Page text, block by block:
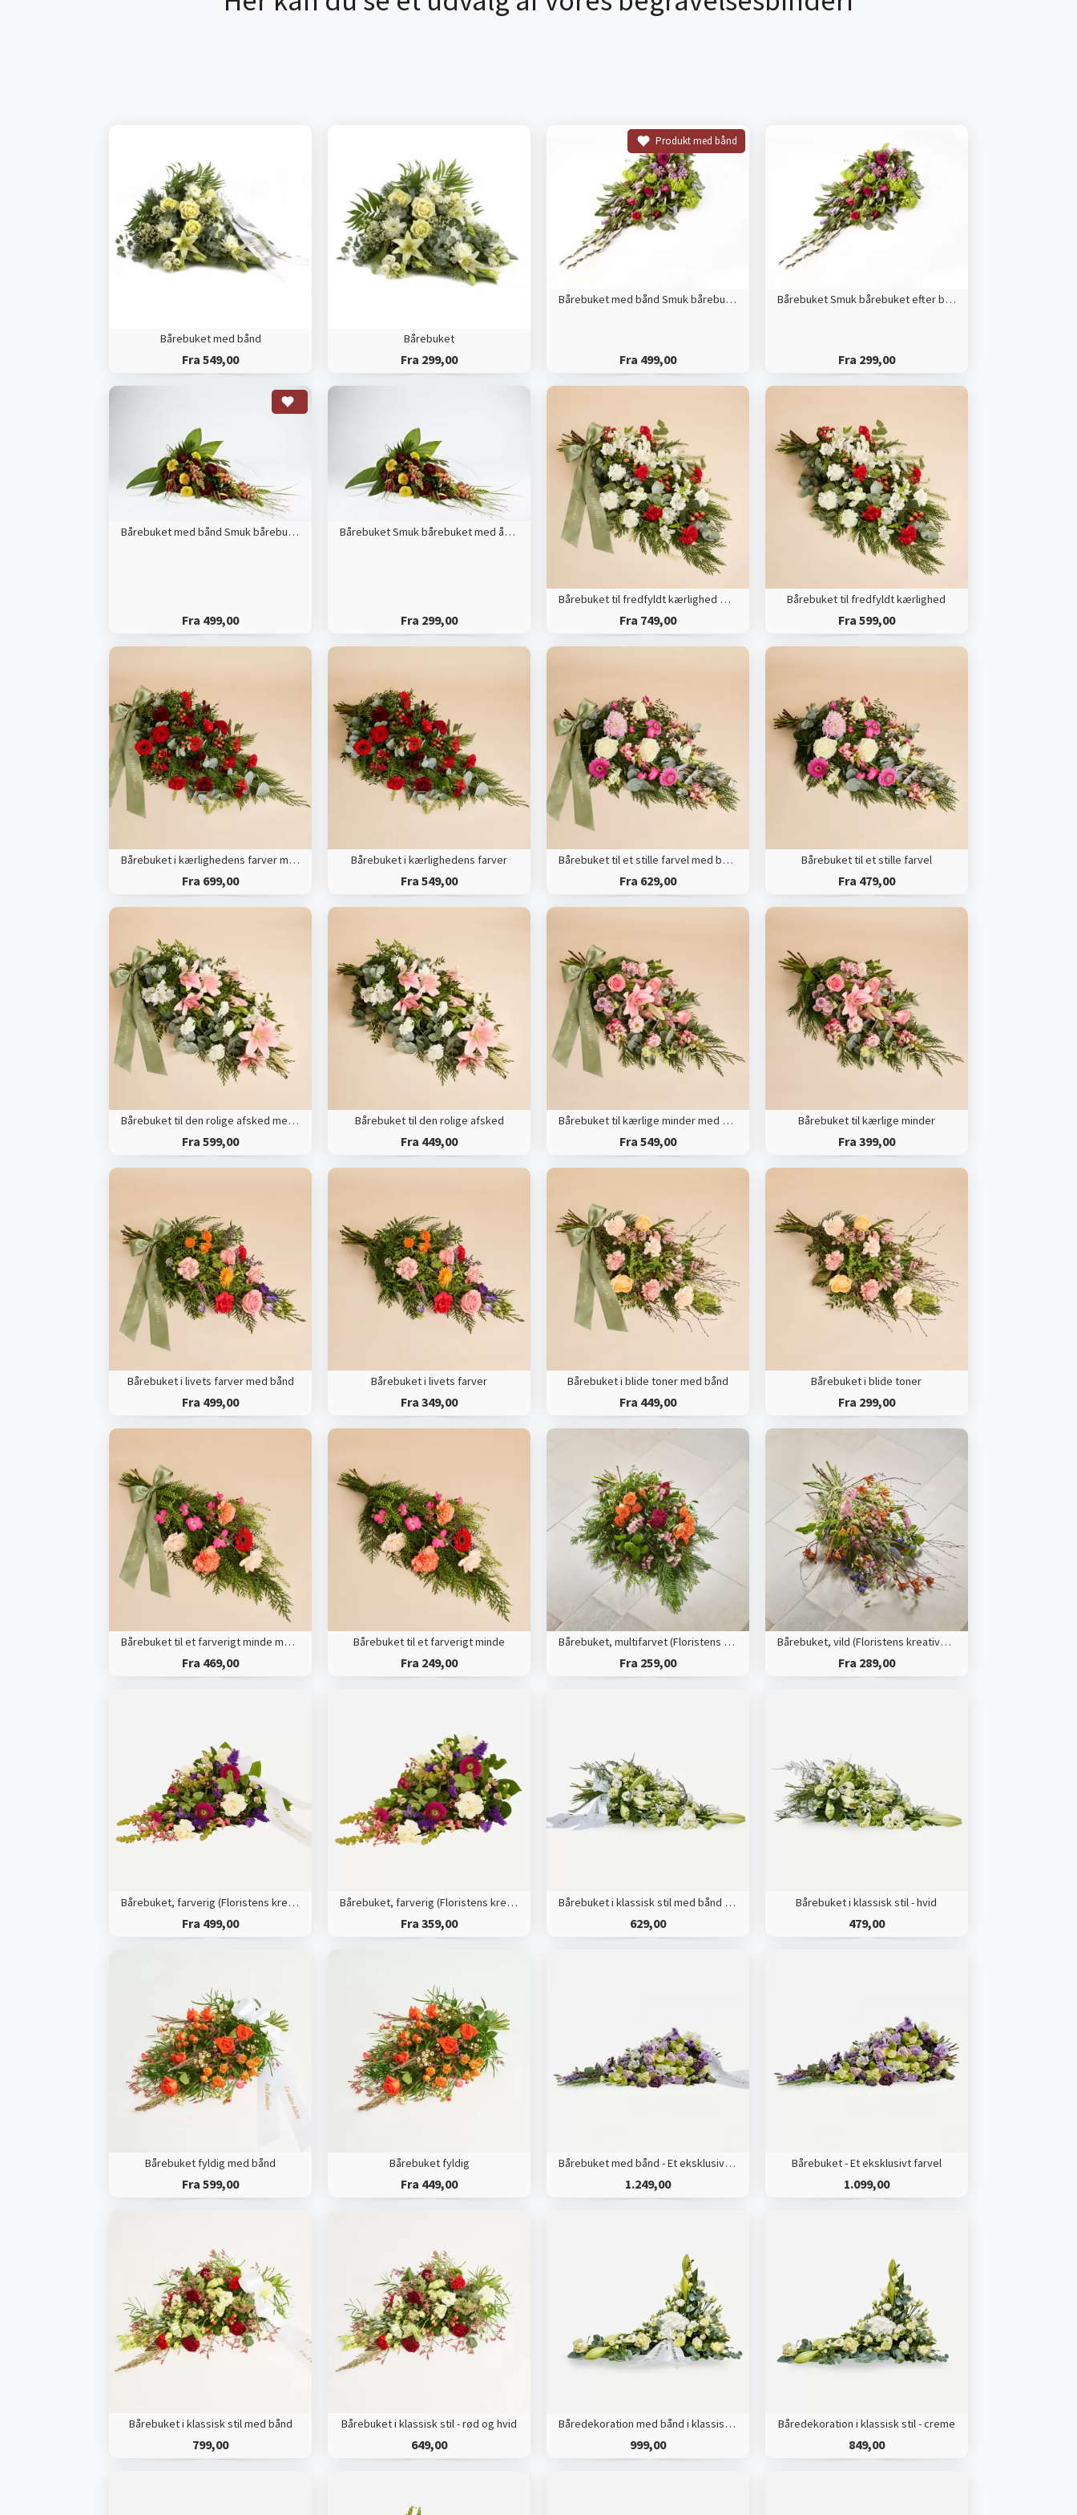
Bårebuket med bånd
Fra 549,00
Bårebuket
Fra 299,00
Produkt med bånd
Bårebuket med bånd Smuk bårebuket efter blomsterdekoratørens valg
Fra 499,00
Bårebuket Smuk bårebuket efter blomsterdekoratørens valg
Fra 299,00
Bårebuket med bånd Smuk bårebuket med årstidens blomster
Fra 499,00
Bårebuket Smuk bårebuket med årstidens blomster
Fra 299,00
Bårebuket til fredfyldt kærlighed med bånd
Fra 749,00
Bårebuket til fredfyldt kærlighed
Fra 599,00
Bårebuket i kærlighedens farver med bånd
Fra 699,00
Bårebuket i kærlighedens farver
Fra 549,00
Bårebuket til et stille farvel med bånd
Fra 629,00
Bårebuket til et stille farvel
Fra 479,00
Bårebuket til den rolige afsked med bånd
Fra 599,00
Bårebuket til den rolige afsked
Fra 449,00
Bårebuket til kærlige minder med bånd
Fra 549,00
Bårebuket til kærlige minder
Fra 399,00
Bårebuket i livets farver med bånd
Fra 499,00
Bårebuket i livets farver
Fra 349,00
Bårebuket i blide toner med bånd
Fra 449,00
Bårebuket i blide toner
Fra 299,00
Bårebuket til et farverigt minde med bånd
Fra 469,00
Bårebuket til et farverigt minde
Fra 249,00
Bårebuket, multifarvet (Floristens kreative valg)
Fra 259,00
Bårebuket, vild (Floristens kreative valg)
Fra 289,00
Bårebuket, farverig (Floristens kreative valg) med bånd
Fra 499,00
Bårebuket, farverig (Floristens kreative valg)
Fra 359,00
Bårebuket i klassisk stil med bånd - hvid
629,00
Bårebuket i klassisk stil - hvid
479,00
Bårebuket fyldig med bånd
Fra 599,00
Bårebuket fyldig
Fra 449,00
Bårebuket med bånd - Et eksklusivt farvel
1.249,00
Bårebuket - Et eksklusivt farvel
1.099,00
Bårebuket i klassisk stil med bånd
799,00
Bårebuket i klassisk stil - rød og hvid
649,00
Båredekoration med bånd i klassisk stil - creme
999,00
Båredekoration i klassisk stil - creme
849,00